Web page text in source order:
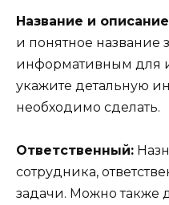
Название и
и понятное название
информативным для
укажите детальную
необходимо сделать.
Ответственный:
сотрудника,
задачи. Можно также